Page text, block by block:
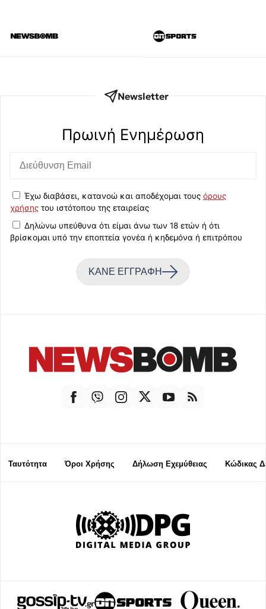
Newsletter
Πρωινή Eνημέρωση
Έχω διαβάσει, κατανοώ και αποδέχομαι τους όρους
χρήσης του ιστότοπου της εταιρείας
Δηλώνω υπεύθυνα ότι είμαι άνω των 18 ετών ή ότι
βρίσκομαι υπό την εποπτεία γονέα ή κηδεμόνα ή επιτρόπου
ΚΑΝΕ ΕΓΓΡΑΦΗ
Ταυτότητα Όροι Χρήσης Δήλωση Εχεμύθειας Κώδικας